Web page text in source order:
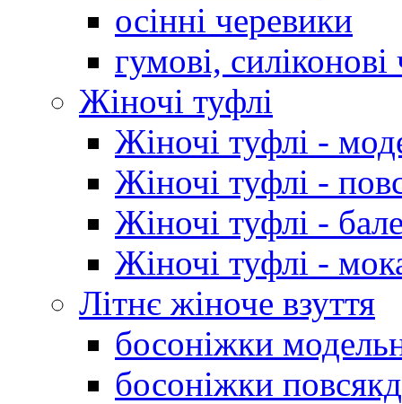
осінні черевики
гумові,
Жіночі туфлі
Жіночі туфлі -
Жіночі туфлі -
Жіночі туфлі -
Жіночі туфлі -
Літнє жіноче взуття
босоніжки
босоніжки